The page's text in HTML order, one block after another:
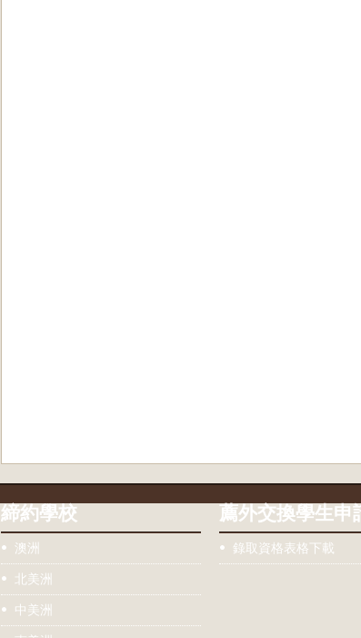
締約學校
澳洲
北美洲
中美洲
薦外交換學生申
錄取資格表格下載